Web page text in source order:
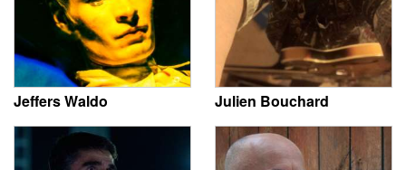
Jeffers Waldo Julien Bouchard